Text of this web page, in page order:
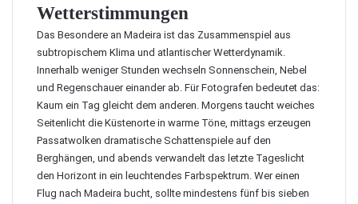
Wetterstimmungen
Das Besondere an Madeira ist das Zusammenspiel aus
subtropischem Klima und atlantischer Wetterdynamik.
Innerhalb weniger Stunden wechseln Sonnenschein, Nebel
und Regenschauer einander ab. Für Fotografen bedeutet das:
Kaum ein Tag gleicht dem anderen. Morgens taucht weiches
Seitenlicht die Küstenorte in warme Töne, mittags erzeugen
Passatwolken dramatische Schattenspiele auf den
Berghängen, und abends verwandelt das letzte Tageslicht
den Horizont in ein leuchtendes Farbspektrum. Wer einen
Flug nach Madeira bucht, sollte mindestens fünf bis sieben